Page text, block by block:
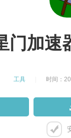
门加速
工具 时间：